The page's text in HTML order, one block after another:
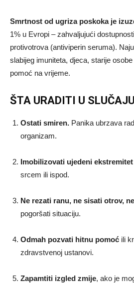
Smrtnost od ugriza poskoka je
1% u Evropi – zahvaljujući
protivotrova (antiviperin seruma).
slabijeg imuniteta, djeca, starije
pomoć na vrijeme.
ŠTA URADITI U
Ostati smiren. Panika ubrzava
organizam.
Imobilizovati ujedeni ekstremitet
srcem ili ispod.
Ne rezati ranu, ne sisati otrov,
pogoršati situaciju.
Odmah pozvati hitnu pomoć ili
zdravstvenoj ustanovi.
Zapamtiti izgled zmije, ako je